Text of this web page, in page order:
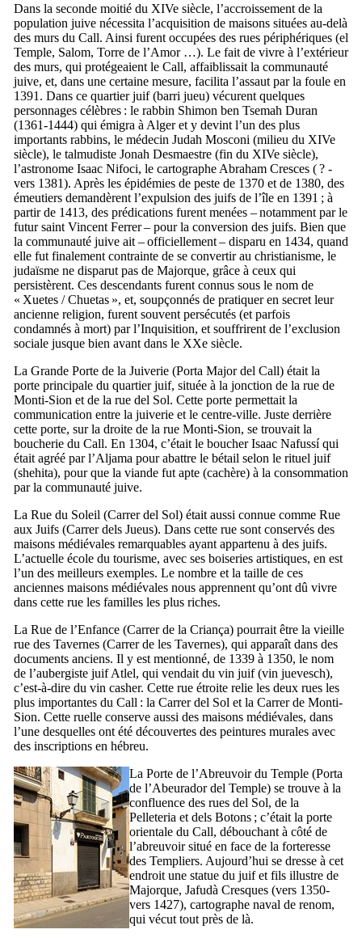
Dans la seconde moitié du XIVe siècle, l’accroissement de la
population juive nécessita l’acquisition de maisons situées au-delà
des murs du Call. Ainsi furent occupées des rues périphériques (el
Temple, Salom, Torre de l’Amor…). Le fait de vivre à l’extérieur
des murs, qui protégeaient le Call, affaiblissait la communauté
juive, et, dans une certaine mesure, facilita l’assaut par la foule en
1391. Dans ce quartier juif (barri jueu) vécurent quelques
personnages célèbres : le rabbin Shimon ben Tsemah Duran
(1361-1444) qui émigra à Alger et y devint l’un des plus
importants rabbins, le médecin Judah Mosconi (milieu du XIVe
siècle), le talmudiste Jonah Desmaestre (fin du XIVe siècle),
l’astronome Isaac Nifoci, le cartographe Abraham Cresces ( ? -
vers 1381). Après les épidémies de peste de 1370 et de 1380, des
émeutiers demandèrent l’expulsion des juifs de l’île en 1391 ; à
partir de 1413, des prédications furent menées – notamment par le
futur saint Vincent Ferrer – pour la conversion des juifs. Bien que
la communauté juive ait – officiellement – disparu en 1434, quand
elle fut finalement contrainte de se convertir au christianisme, le
judaïsme ne disparut pas de Majorque, grâce à ceux qui
persistèrent. Ces descendants furent connus sous le nom de
« Xuetes /Chuetas », et, soupçonnés de pratiquer en secret leur
ancienne religion, furent souvent persécutés (et parfois
condamnés à mort) par l’Inquisition, et souffrirent de l’exclusion
sociale jusque bien avant dans le XXe siècle.
La Grande Porte de la Juiverie (Porta Major del Call) était la
porte principale du quartier juif, située à la jonction de la rue de
Monti-Sion et de la rue del Sol. Cette porte permettait la
communication entre la juiverie et le centre-ville. Juste derrière
cette porte, sur la droite de la rue Monti-Sion, se trouvait la
boucherie du Call. En 1304, c’était le boucher Isaac Nafussí qui
était agréé par l’Aljama pour abattre le bétail selon le rituel juif
(shehita), pour que la viande fut apte (cachère) à la consommation
par la communauté juive.
La Rue du Soleil (Carrer del Sol) était aussi connue comme Rue
aux Juifs (Carrer dels Jueus). Dans cette rue sont conservés des
maisons médiévales remarquables ayant appartenu à des juifs.
L’actuelle école du tourisme, avec ses boiseries artistiques, en est
l’un des meilleurs exemples. Le nombre et la taille de ces
anciennes maisons médiévales nous apprennent qu’ont dû vivre
dans cette rue les familles les plus riches.
La Rue de l’Enfance (Carrer de la Criança) pourrait être la vieille
rue des Tavernes (Carrer de les Tavernes), qui apparaît dans des
documents anciens. Il y est mentionné, de 1339 à 1350, le nom
de l’aubergiste juif Atlel, qui vendait du vin juif (vin juevesch),
c’est-à-dire du vin casher. Cette rue étroite relie les deux rues les
plus importantes du Call : la Carrer del Sol et la Carrer de Monti-
Sion. Cette ruelle conserve aussi des maisons médiévales, dans
l’une desquelles ont été découvertes des peintures murales avec
des inscriptions en hébreu.
La Porte de l’Abreuvoir du Temple (Porta
de l’Abeurador del Temple) se trouve à la
confluence des rues del Sol, de la
Pelleteria et dels Botons ; c’était la porte
orientale du Call, débouchant à côté de
l’abreuvoir situé en face de la forteresse
des Templiers. Aujourd’hui se dresse à cet
endroit une statue du juif et fils illustre de
Majorque, Jafudà Cresques (vers 1350-
vers 1427), cartographe naval de renom,
qui vécut tout près de là.